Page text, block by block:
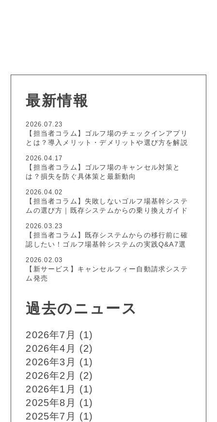
最新情報
【担当者コラム】ゴルフ場のチェックインアプリ
とは？導入メリット・デメリットや選び方を解説
2026.07.23
【担当者コラム】ゴルフ場のキャンセル対策と
は？損失を防ぐ具体策と最新動向
2026.04.17
【担当者コラム】失敗しないゴルフ場基幹システ
ムの選び方｜既存システムからの乗り換えガイド
2026.04.02
【担当者コラム】既存システムからの移行前に確
認したい！ゴルフ場基幹システムの実践Q&A7選
2026.03.23
【新サービス】キャンセルフィー自動請求システ
ム発売
2026.02.03
過去のニュース
2026年7月
(1)
2026年4月
(2)
2026年3月
(1)
2026年2月
(2)
2026年1月
(1)
2025年8月
(1)
2025年7月
(1)